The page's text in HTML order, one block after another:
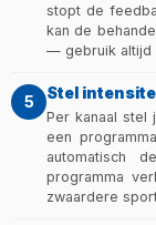
stopt de
kan de
— gebruik altijd
5 Stel
Per kanaal stel
een
automatisch
programma
zwaardere